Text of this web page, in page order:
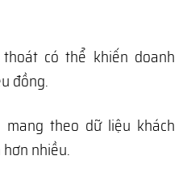
có thể khiến doanh
đồng.
theo dữ liệu khách
nhiều.